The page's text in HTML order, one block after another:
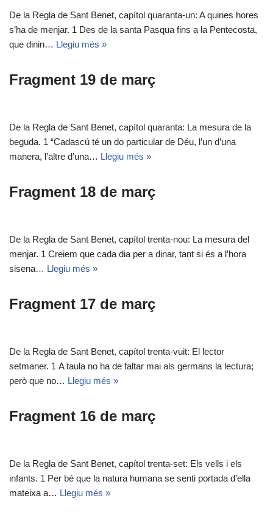
De la Regla de Sant Benet, capítol quaranta-un: A quines hores
s’ha de menjar. 1 Des de la santa Pasqua fins a la Pentecosta,
que dinin… Llegiu més »
Fragment 19 de març
De la Regla de Sant Benet, capítol quaranta: La mesura de la
beguda. 1 “Cadascú té un do particular de Déu, l’un d’una
manera, l’altre d’una… Llegiu més »
Fragment 18 de març
De la Regla de Sant Benet, capítol trenta-nou: La mesura del
menjar. 1 Creiem que cada dia per a dinar, tant si és a l’hora
sisena… Llegiu més »
Fragment 17 de març
De la Regla de Sant Benet, capítol trenta-vuit: El lector
setmaner. 1 A taula no ha de faltar mai als germans la lectura;
però que no… Llegiu més »
Fragment 16 de març
De la Regla de Sant Benet, capítol trenta-set: Els vells i els
infants. 1 Per bé que la natura humana se senti portada d’ella
mateixa a… Llegiu més »